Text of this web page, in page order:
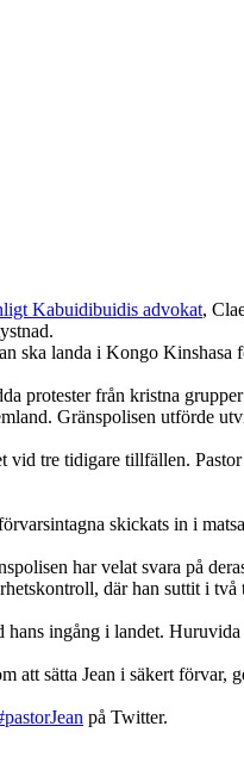
Kabuidibuidis advokat,
ska landa i Kongo Kinshasa
protester från kristna
Gränspolisen utförde
vid tre tidigare tillfällen.
skickats in i
har velat svara på
där han suttit i två
ingång i landet.
sätta Jean i säkert förvar,
på Twitter.